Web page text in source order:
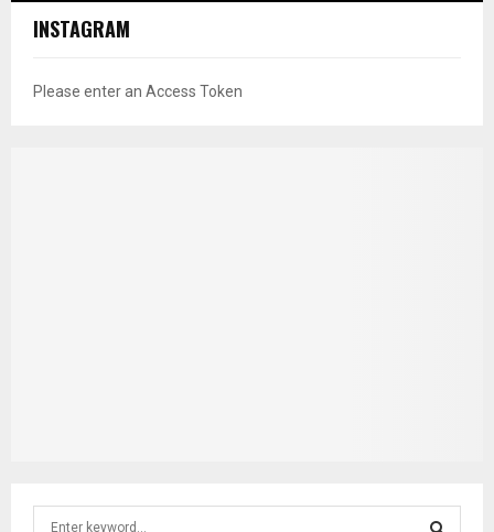
INSTAGRAM
Please enter an Access Token